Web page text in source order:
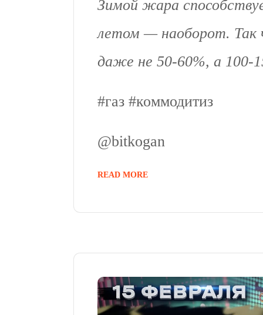
Зимой жара
летом — наоборот.
даже не 50-60%, а 100-
#газ #коммодитиз
@bitkogan
READ MORE